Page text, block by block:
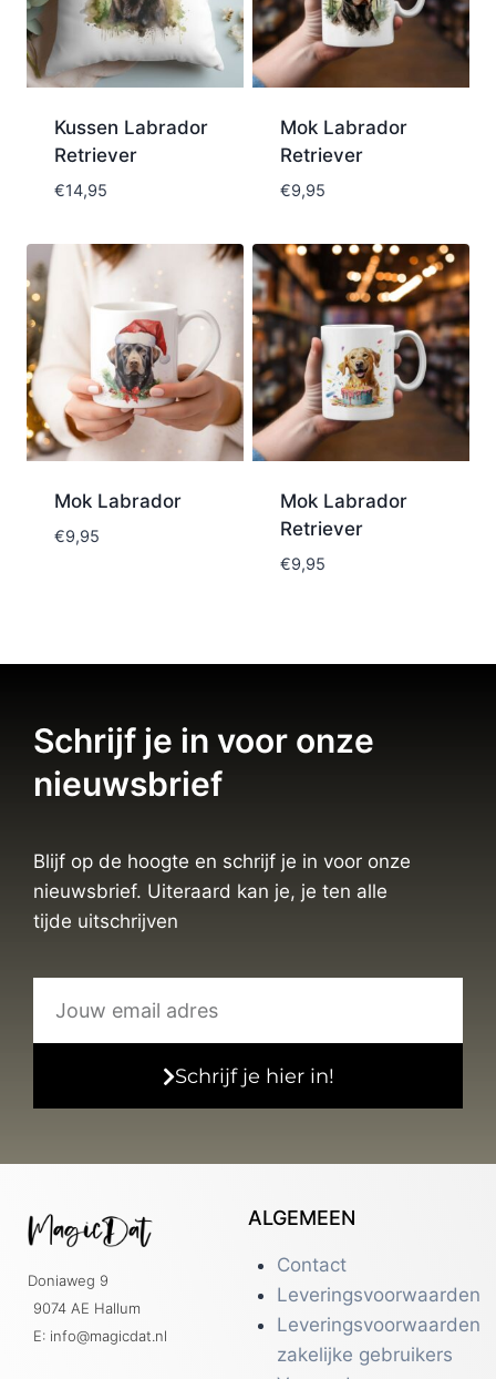
Kussen Labrador
Retriever
€14,95
Mok Labrador
Retriever
€9,95
Mok Labrador
€9,95
Mok Labrador
Retriever
€9,95
Schrijf je in voor onze
nieuwsbrief
Blijf op de hoogte en schrijf je in voor onze
nieuwsbrief. Uiteraard kan je, je ten alle
tijde uitschrijven
Schrijf je hier in!
Doniaweg 9
9074 AE Hallum
E: info@magicdat.nl
ALGEMEEN
Contact
Leveringsvoorwaarden
Leveringsvoorwaarden
zakelijke gebruikers